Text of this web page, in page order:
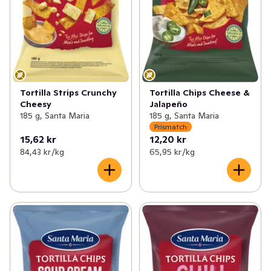
Tortilla Strips Crunchy
Cheesy
185 g, Santa Maria
15,62 kr
84,43 kr /kg
Tortilla Chips Cheese &
Jalapeño
185 g, Santa Maria
Prismatch
12,20 kr
65,95 kr /kg